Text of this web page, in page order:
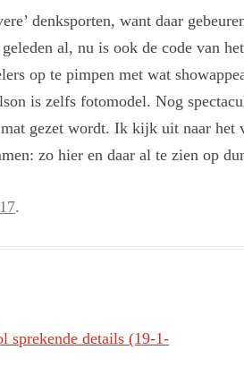
denksporten, want daar
al, nu is ook de code van
op te pimpen met wat
is zelfs fotomodel. Nog
gezet wordt. Ik kijk uit naar het
zo hier en daar al te zien op
.
sprekende details (19-1-